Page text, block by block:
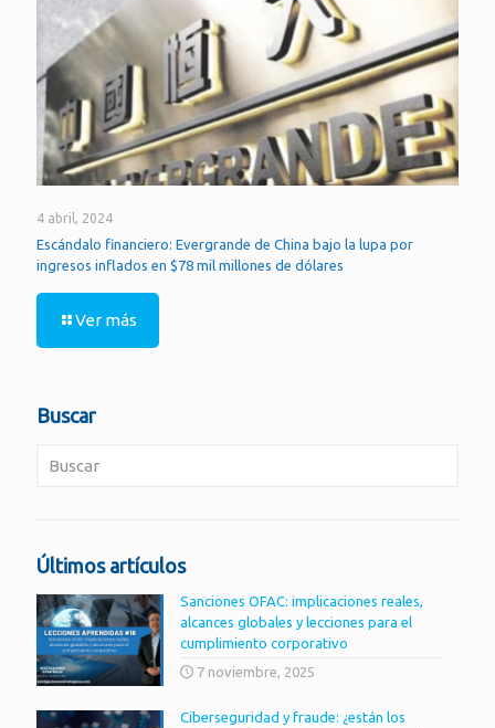
4 abril, 2024
Escándalo financiero: Evergrande de China bajo la lupa por
ingresos inflados en $78 mil millones de dólares
Ver más
Buscar
Últimos artículos
Sanciones OFAC: implicaciones reales,
alcances globales y lecciones para el
cumplimiento corporativo
7 noviembre, 2025
Ciberseguridad y fraude: ¿están los